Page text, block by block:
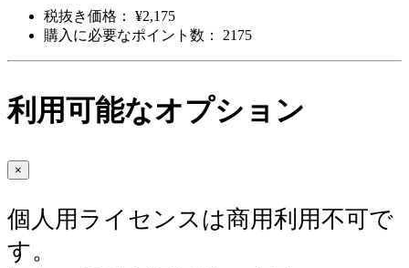
税抜き価格： ¥2,175
購入に必要なポイント数： 2175
利用可能なオプション
×
個人用ライセンスは商用利用不可で
す。